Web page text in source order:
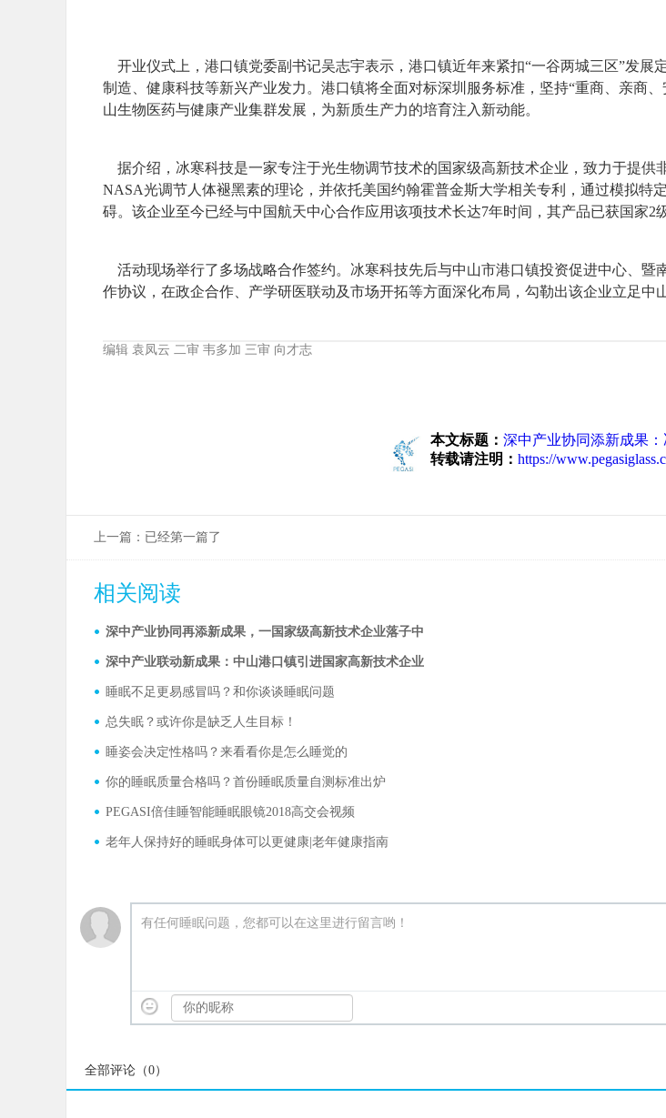
开业仪式上，港口镇党委副书记吴志宇表示，港口镇近年来紧扣“一谷两城三区”发
制造、健康科技等新兴产业发力。港口镇将全面对标深圳服务标准，坚持“重商、亲商
山生物医药与健康产业集群发展，为新质生产力的培育注入新动能。
据介绍，冰寒科技是一家专注于光生物调节技术的国家级高新技术企业，致力于提供
NASA光调节人体褪黑素的理论，并依托美国约翰霍普金斯大学相关专利，通过模拟
碍。该企业至今已经与中国航天中心合作应用该项技术长达7年时间，其产品已获国家2
活动现场举行了多场战略合作签约。冰寒科技先后与中山市港口镇投资促进中心、暨
作协议，在政企合作、产学研医联动及市场开拓等方面深化布局，勾勒出该企业立足中
编辑 袁凤云 二审 韦多加 三审 向才志
本文标题： 深中产业协同添新成果
转载请注明： https://
上一篇： 已经第一篇了
相关阅读
深中产业协同再添新成果，一国家级高新技术企业落子中
深中产业联动新成果：中山港口镇引进国家高新技术企业
睡眠不足更易感冒吗？和你谈谈睡眠问题
总失眠？或许你是缺乏人生目标！
睡姿会决定性格吗？来看看你是怎么睡觉的
你的睡眠质量合格吗？首份睡眠质量自测标准出炉
PEGASI倍佳睡智能睡眠眼镜2018高交会视频
老年人保持好的睡眠身体可以更健康|老年健康指南
有任何睡眠问题，您都可以在这里进行留言哟！
全部评论（0）